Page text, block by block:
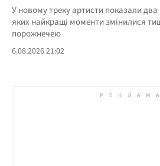
У новому треку артисти показали
яких найкращі моменти змінилися
порожнечею
6.08.2026 21:02